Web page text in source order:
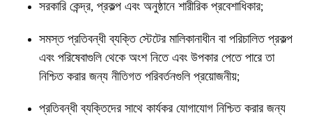
সরকারি কেন্দ্র, প্রকল্প এবং অনুষ্ঠানে শারীরিক প্রবেশাধিকার;
সমস্ত প্রতিবন্ধী ব্যক্তি স্টেটের মালিকানাধীন বা পরিচালিত প্রকল্প
এবং পরিষেবাগুলি থেকে অংশ নিতে এবং উপকার পেতে পারে তা
নিশ্চিত করার জন্য নীতিগত পরিবর্তনগুলি প্রয়োজনীয়;
প্রতিবন্ধী ব্যক্তিদের সাথে কার্যকর যোগাযোগ নিশ্চিত করার জন্য